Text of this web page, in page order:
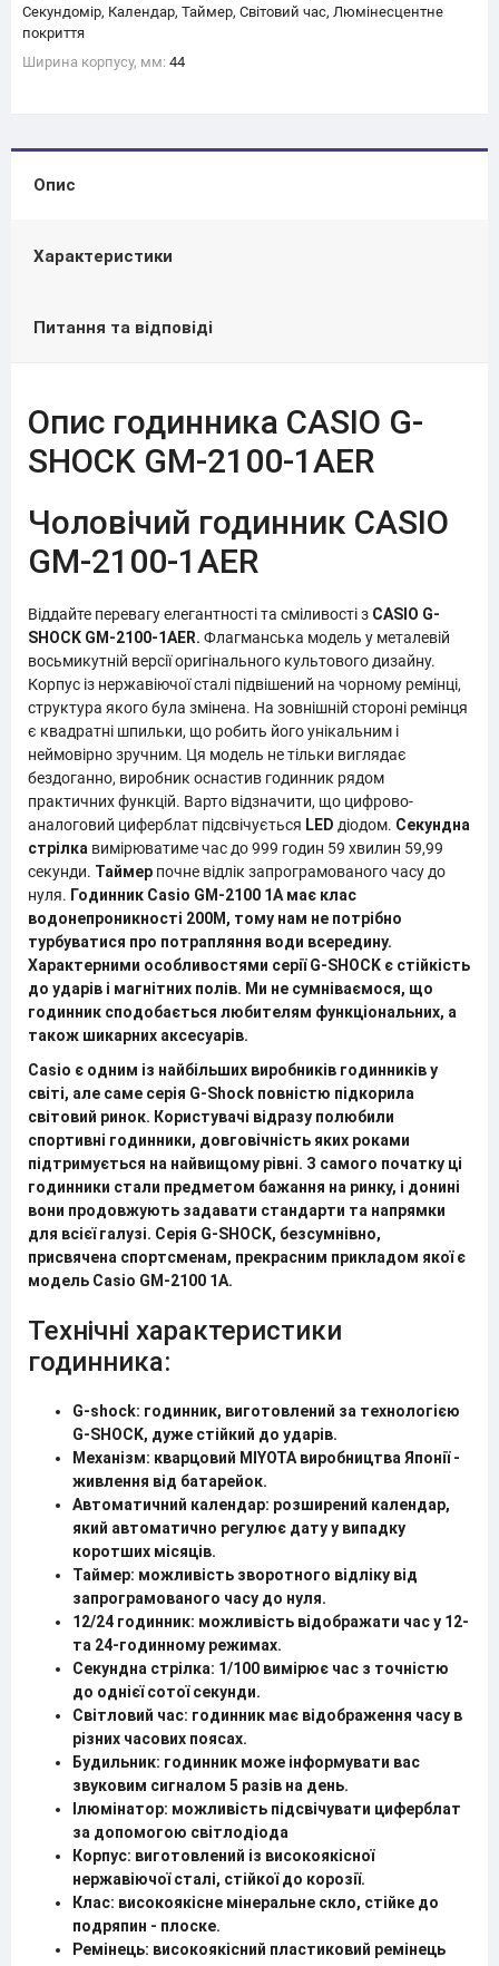
Секундомір, Календар, Таймер, Світовий час, Люмінесцентне
покриття
Ширина корпусу, мм: 44
Опис
Характеристики
Питання та відповіді
Опис годинника CASIO G-
SHOCK GM-2100-1AER
Чоловічий годинник CASIO
GM-2100-1AER
Віддайте перевагу елегантності та сміливості з CASIO G-
SHOCK GM-2100-1AER. Флагманська модель у металевій
восьмикутній версії оригінального культового дизайну.
Корпус із нержавіючої сталі підвішений на чорному ремінці,
структура якого була змінена. На зовнішній стороні ремінця
є квадратні шпильки, що робить його унікальним і
неймовірно зручним. Ця модель не тільки виглядає
бездоганно, виробник оснастив годинник рядом
практичних функцій. Варто відзначити, що цифрово-
аналоговий циферблат підсвічується LED діодом. Секундна
стрілка вимірюватиме час до 999 годин 59 хвилин 59,99
секунди. Таймер почне відлік запрограмованого часу до
нуля. Годинник Casio GM-2100 1A має клас
водонепроникності 200M , тому нам не потрібно
турбуватися про потрапляння води всередину.
Характерними особливостями серії G-SHOCK є стійкість
до ударів і магнітних полів. Ми не сумніваємося, що
годинник сподобається любителям функціональних, а
також шикарних аксесуарів.
Casio є одним із найбільших виробників годинників у
світі, але саме серія G-Shock повністю підкорила
світовий ринок. Користувачі відразу полюбили
спортивні годинники, довговічність яких роками
підтримується на найвищому рівні. З самого початку ці
годинники стали предметом бажання на ринку, і донині
вони продовжують задавати стандарти та напрямки
для всієї галузі. Серія G-SHOCK, безсумнівно,
присвячена спортсменам, прекрасним прикладом якої є
модель Casio GM-2100 1A.
Технічні характеристики
годинника:
G-shock: годинник, виготовлений за технологією
G-SHOCK, дуже стійкий до ударів.
Механізм: кварцовий MIYOTA виробництва Японії -
живлення від батарейок.
Автоматичний календар: розширений календар,
який автоматично регулює дату у випадку
коротших місяців.
Таймер: можливість зворотного відліку від
запрограмованого часу до нуля.
12/24 годинник: можливість відображати час у 12-
та 24-годинному режимах.
Секундна стрілка: 1/100 вимірює час з точністю
до однієї сотої секунди.
Світловий час: годинник має відображення часу в
різних часових поясах.
Будильник: годинник може інформувати вас
звуковим сигналом 5 разів на день.
Ілюмінатор: можливість підсвічувати циферблат
за допомогою світлодіода
Корпус: виготовлений із високоякісної
нержавіючої сталі, стійкої до корозії.
Клас: високоякісне мінеральне скло, стійке до
подряпин - плоске.
Ремінець: високоякісний пластиковий ремінець